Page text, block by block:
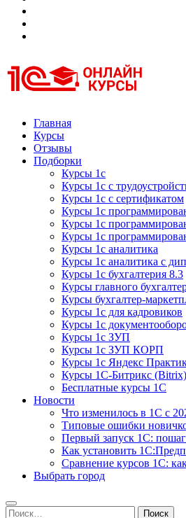
Курсы 1С
Курсы 1С официальная сертификация
Главная
Курсы
Отзывы
Подборки
Курсы 1с
Курсы 1с с
Курсы 1с с сертификатом
Курсы 1с
Курсы 1с
Курсы 1с
Курсы 1с аналитика
Курсы 1с аналитика с
Курсы 1с бухгалтерия 8.3
Курсы главного
Курсы бухгалтер-
Курсы 1с для кадровиков
Курсы 1с
Курсы 1с ЗУП
Курсы 1с ЗУП КОРП
Курсы 1с Яндекс
Курсы 1С-Битрикс (Bitrix)
Бесплатные курсы 1С
Новости
Что изменилось в 1С с
Типовые ошибки
Первый запуск 1С:
Как установить
Сравнение курсов 1С:
Выбрать город
Найти: